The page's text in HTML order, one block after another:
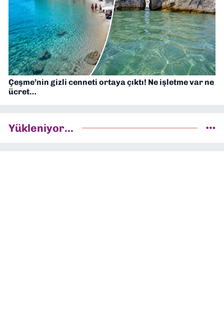
Çeşme’nin gizli cenneti ortaya çıktı! Ne işletme var ne
ücret…
Yükleniyor...